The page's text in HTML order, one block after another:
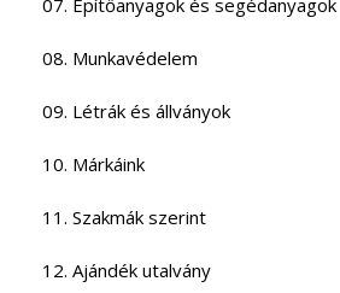
07. Építőanyagok és segédanyagok
08. Munkavédelem
09. Létrák és állványok
10. Márkáink
11. Szakmák szerint
12. Ajándék utalvány